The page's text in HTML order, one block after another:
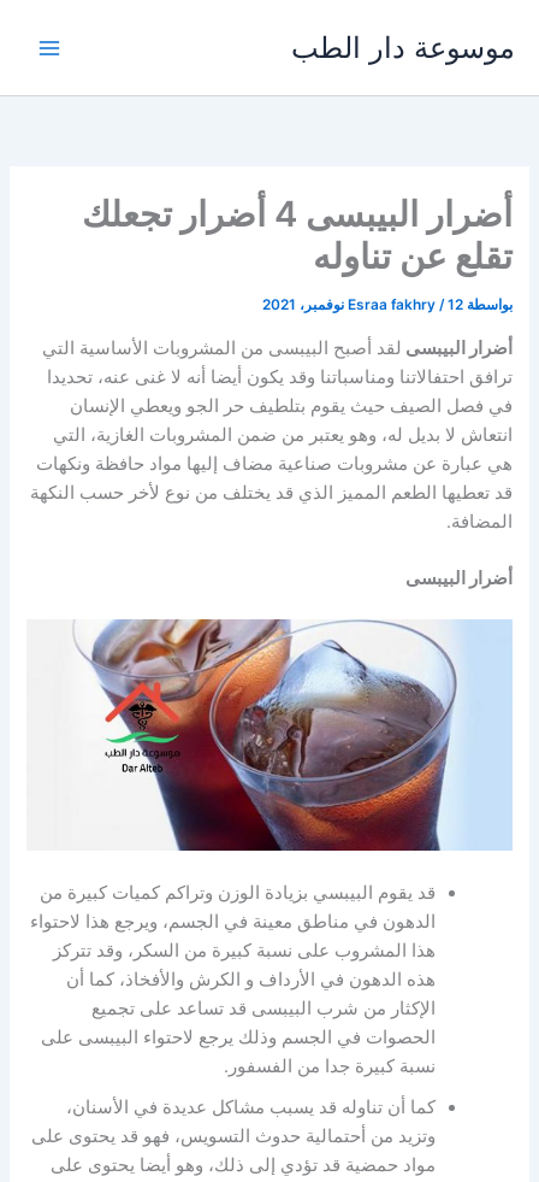
المحتوى
موسوعة دار الطب
أضرار البيبسى 4 أضرار تجعلك
تقلع عن تناوله
بواسطة Esraa fakhry /12 نوفمبر، 2021
أضرار البيبسى لقد أصبح البيبسى من المشروبات الأساسية التي
ترافق احتفالاتنا ومناسباتنا وقد يكون أيضا أنه لا غنى عنه، تحديدا
في فصل الصيف حيث يقوم بتلطيف حر الجو ويعطي الإنسان
انتعاش لا بديل له، وهو يعتبر من ضمن المشروبات الغازية، التي
هي عبارة عن مشروبات صناعية مضاف إليها مواد حافظة ونكهات
قد تعطيها الطعم المميز الذي قد يختلف من نوع لأخر حسب النكهة
المضافة.
أضرار البيبسى
قد يقوم البيبسي بزيادة الوزن وتراكم كميات كبيرة من
الدهون في مناطق معينة في الجسم، ويرجع هذا لاحتواء
هذا المشروب على نسبة كبيرة من السكر، وقد تتركز
هذه الدهون في الأرداف و الكرش والأفخاذ، كما أن
الإكثار من شرب البيبسى قد تساعد على تجميع
الحصوات في الجسم وذلك يرجع لاحتواء البيبسى على
نسبة كبيرة جدا من الفسفور.
كما أن تناوله قد يسبب مشاكل عديدة في الأسنان،
وتزيد من أحتمالية حدوث التسويس، فهو قد يحتوى على
مواد حمضية قد تؤدي إلى ذلك، وهو أيضا يحتوى على